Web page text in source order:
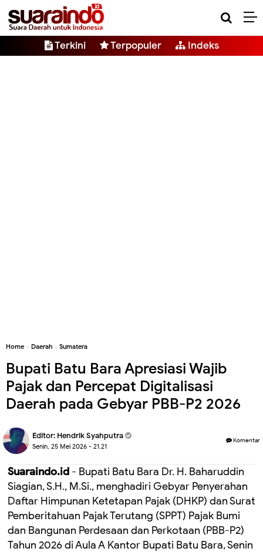
Terkini Terpopuler Indeks
Home » Daerah » Sumatera
Bupati Batu Bara Apresiasi Wajib
Pajak dan Percepat Digitalisasi
Daerah pada Gebyar PBB-P2 2026
Editor: Hendrik Syahputra
Senin, 25 Mei 2026 - 21.21
Komentar
Suaraindo.id - Bupati Batu Bara Dr. H. Baharuddin
Siagian, S.H., M.Si., menghadiri Gebyar Penyerahan
Daftar Himpunan Ketetapan Pajak (DHKP) dan Surat
Pemberitahuan Pajak Terutang (SPPT) Pajak Bumi
dan Bangunan Perdesaan dan Perkotaan (PBB-P2)
Tahun 2026 di Aula A Kantor Bupati Batu Bara, Senin